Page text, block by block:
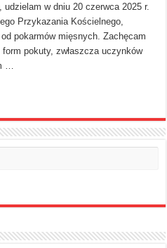
w dniu 20 czerwca 2025 r.
Przykazania Kościelnego,
pokarmów mięsnych. Zachęcam
pokuty, zwłaszcza uczynków
…